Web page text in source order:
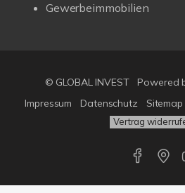
Gewerbeimmobilien
© GLOBAL INVEST Powered
Impressum
Datenschutz Sitemap
Vertrag